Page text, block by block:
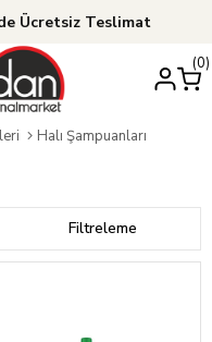
Ücretsiz Teslimat
0
Halı Şampuanları
Filtreleme